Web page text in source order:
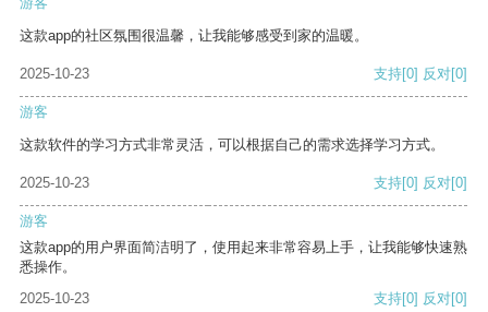
这款app的社区氛围很温馨，让我能够感受到家的温暖。
2025-10-23 支持[0] 反对[0]
游客
这款软件的学习方式非常灵活，可以根据自己的需求选择学习方式。
2025-10-23 支持[0] 反对[0]
游客
这款app的用户界面简洁明了，使用起来非常容易上手，让我能够快速熟
悉操作。
2025-10-23
支持[0] 反对[0]